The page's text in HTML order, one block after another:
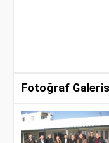
Fotoğraf